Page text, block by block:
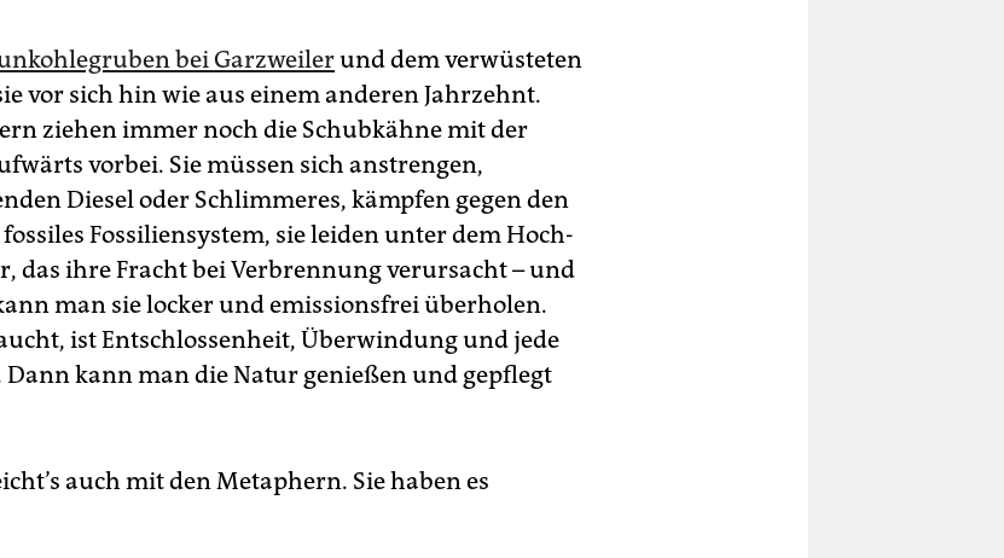
bei Garzweilerund dem verwüsteten
vor sich hin wie aus einem anderen Jahrzehnt.
ziehen immer noch die Schubkähne mit der
vorbei. Sie müssen sich anstrengen,
Diesel oder Schlimmeres, kämpfen gegen den
Fossiliensystem, sie leiden unter dem Hoch-
das ihre Fracht bei Verbrennung verursacht – und
man sie locker und emissionsfrei überholen.
ist Entschlossenheit, Überwindung und jede
Dann kann man die Natur genießen und gepflegt
auch mit den Metaphern. Sie haben es